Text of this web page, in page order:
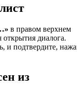
в правом верхнем
открытия диалога.
и подтвердите,
из